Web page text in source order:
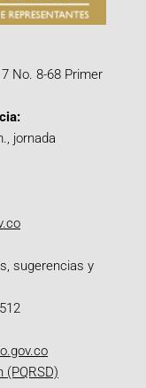
No. 8-68 Primer
jornada
sugerencias y